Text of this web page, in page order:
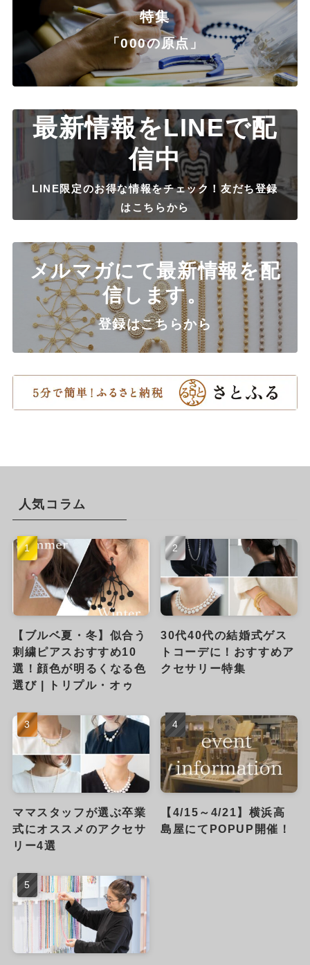
特集
「000の原点」
最新情報をLINEで配
信中
LINE限定のお得な情報をチェック！友だち登録
はこちらから
メルマガにて最新情報を配
信します。
登録はこちらから
人気コラム
【ブルベ夏・冬】似合う
刺繍ピアスおすすめ10
選！顔色が明るくなる色
選び | トリプル・オゥ
30代40代の結婚式ゲス
トコーデに！おすすめア
クセサリー特集
ママスタッフが選ぶ卒業
式にオススメのアクセサ
リー4選
【4/15～4/21】横浜高
島屋にてPOPUP開催！